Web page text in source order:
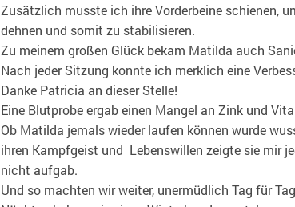
Zusätzlich musste ich ihre Vorderbeine schienen,
dehnen und somit zu stabilisieren.
Zu meinem großen Glück bekam Matilda auch
Nach jeder Sitzung konnte ich merklich eine
Danke Patricia an dieser Stelle!
Eine Blutprobe ergab einen Mangel an Zink und
Ob Matilda jemals wieder laufen können wurde
ihren Kampfgeist und Lebenswillen zeigte sie mir
nicht aufgab.
Und so machten wir weiter, unermüdlich Tag für